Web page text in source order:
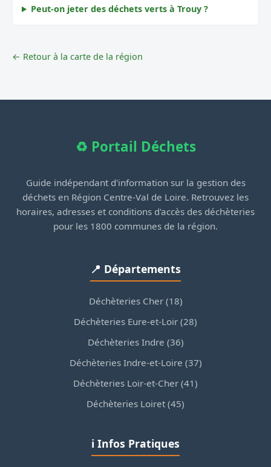
Peut-on jeter des déchets verts à Trouy ?
← Retour à la carte de la région
♻️ Portail Déchets
Guide indépendant d'information sur la gestion des
déchets en Région Centre-Val de Loire. Retrouvez les
horaires, adresses et conditions d'accès des déchèteries
pour les 1800 communes de la région.
📍 Départements
Déchèteries Cher (18)
Déchèteries Eure-et-Loir (28)
Déchèteries Indre (36)
Déchèteries Indre-et-Loire (37)
Déchèteries Loir-et-Cher (41)
Déchèteries Loiret (45)
ℹ️ Infos Pratiques